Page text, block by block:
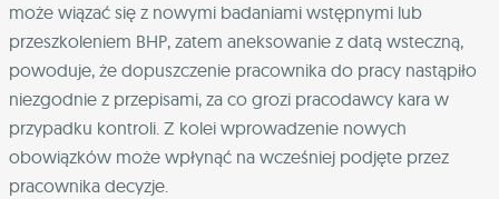
może wiązać się z nowymi badaniami wstępnymi lub
przeszkoleniem BHP, zatem aneksowanie z datą wsteczną,
powoduje, że dopuszczenie pracownika do pracy nastąpiło
niezgodnie z przepisami, za co grozi pracodawcy kara w
przypadku kontroli. Z kolei wprowadzenie nowych
obowiązków może wpłynąć na wcześniej podjęte przez
pracownika decyzje.